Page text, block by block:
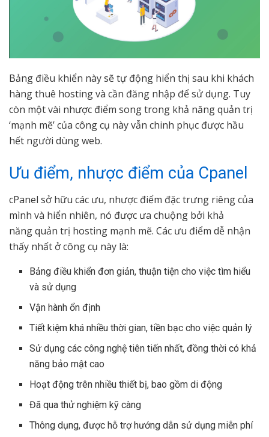
Bảng điều khiển này sẽ tự động hiển thị sau khi khách
hàng thuê hosting và cần đăng nhập để sử dụng. Tuy
còn một vài nhược điểm song trong khả năng quản trị
‘mạnh mẽ’ của công cụ này vẫn chinh phục được hầu
hết người dùng web.
Ưu điểm, nhược điểm của Cpanel
cPanel sở hữu các ưu, nhược điểm đặc trưng riêng của
mình và hiển nhiên, nó được ưa chuộng bởi khả
năng quản trị hosting mạnh mẽ. Các ưu điểm dễ nhận
thấy nhất ở công cụ này là:
Bảng điều khiển đơn giản, thuận tiện cho việc tìm hiểu
và sử dụng
Vận hành ổn định
Tiết kiệm khá nhiều thời gian, tiền bạc cho việc quản lý
Sử dụng các công nghệ tiên tiến nhất, đồng thời có khả
năng bảo mật cao
Hoạt động trên nhiều thiết bị, bao gồm di động
Đã qua thử nghiệm kỹ càng
Thông dụng, được hỗ trợ hướng dẫn sử dụng miễn phí